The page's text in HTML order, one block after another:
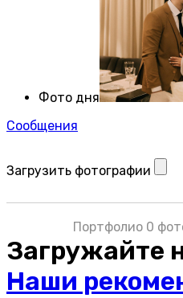
Фото дня
Сообщения
Загрузить фотографии
Портфолио 0
Загружайте
Наши